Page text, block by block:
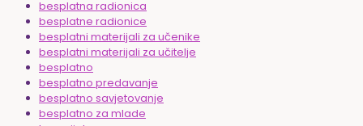
besplatna radionica
besplatne radionice
besplatni materijali za učenike
besplatni materijali za učitelje
besplatno
besplatno predavanje
besplatno savjetovanje
besplatno za mlade